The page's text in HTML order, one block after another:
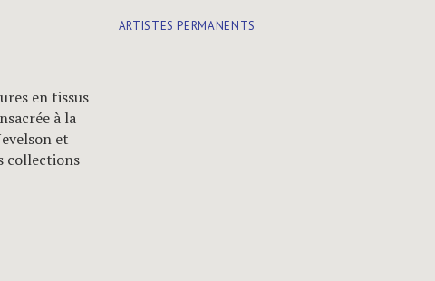
ARTISTES PERMANENTS
en tissus
à la
et
collections